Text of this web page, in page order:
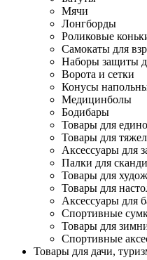
Мячи
Лонгборды
Роликовые
Самокаты для
Наборы защиты
Ворота и сетки
Конусы
Медицинболы
Бодибары
Товары для
Товары для
Аксессуары для
Палки для
Товары для
Товары для
Аксессуары для
Спортивные
Товары для
Спортивные
Товары для дачи,